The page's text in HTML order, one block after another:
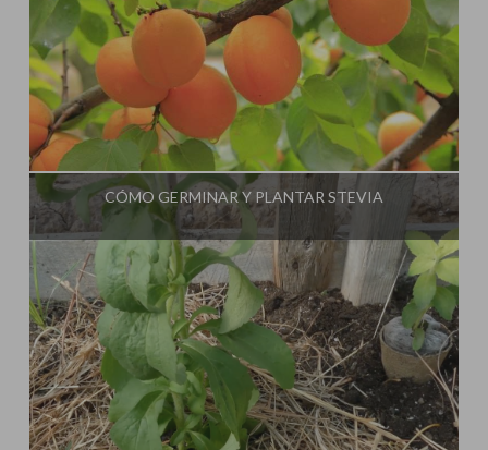
Influencer:La Huerta de Iván
CÓMO GERMINAR Y PLANTAR STEVIA